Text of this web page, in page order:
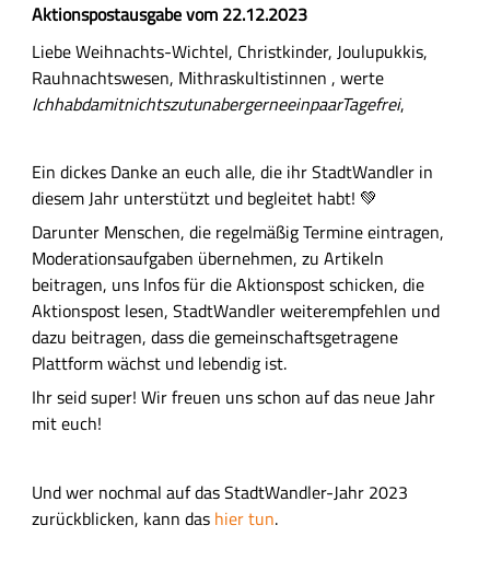
Z
u
s
a
m
e
n
f
a
s
s
u
n
Aktionspostausgabe vom 22.12.2023
H
a
u
-
I
n
h
a
l
t
s
f
e
Liebe Weihnachts-Wichtel, Christkinder, Joulupukkis,
Rauhnachtswesen, Mithraskultistinnen , werte
IchhabdamitnichtszutunabergerneeinpaarTagefrei,
Ein dickes Danke an euch alle, die ihr StadtWandler in
diesem Jahr unterstützt und begleitet habt! 💚
Darunter Menschen, die regelmäßig Termine eintragen,
Moderationsaufgaben übernehmen, zu Artikeln
beitragen, uns Infos für die Aktionspost schicken, die
Aktionspost lesen, StadtWandler weiterempfehlen und
dazu beitragen, dass die gemeinschaftsgetragene
Plattform wächst und lebendig ist.
Ihr seid super! Wir freuen uns schon auf das neue Jahr
mit euch!
Und wer nochmal auf das StadtWandler-Jahr 2023
zurückblicken, kann das hier tun.